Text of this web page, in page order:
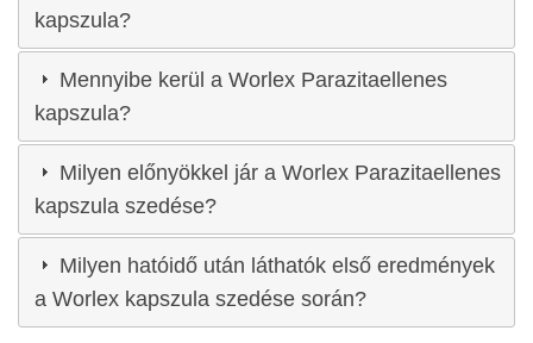
kapszula?
Mennyibe kerül a Worlex Parazitaellenes
kapszula?
Milyen előnyökkel jár a Worlex Parazitaellenes
kapszula szedése?
Milyen hatóidő után láthatók első eredmények
a Worlex kapszula szedése során?